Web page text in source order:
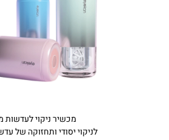
מכשיר ניקוי לעדשות
לניקוי יסודי ותחזוקה של